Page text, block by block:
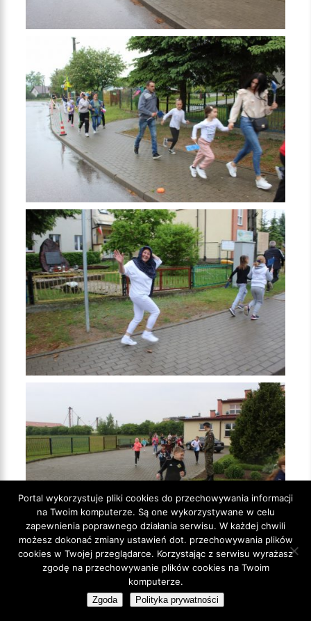
Portal wykorzystuje pliki cookies do przechowywania informacji
na Twoim komputerze. Są one wykorzystywane w celu
zapewnienia poprawnego działania serwisu. W każdej chwili
możesz dokonać zmiany ustawień dot. przechowywania plików
cookies w Twojej przeglądarce. Korzystając z serwisu wyrażasz
zgodę na przechowywanie plików cookies na Twoim
komputerze.
Zgoda Polityka prywatności